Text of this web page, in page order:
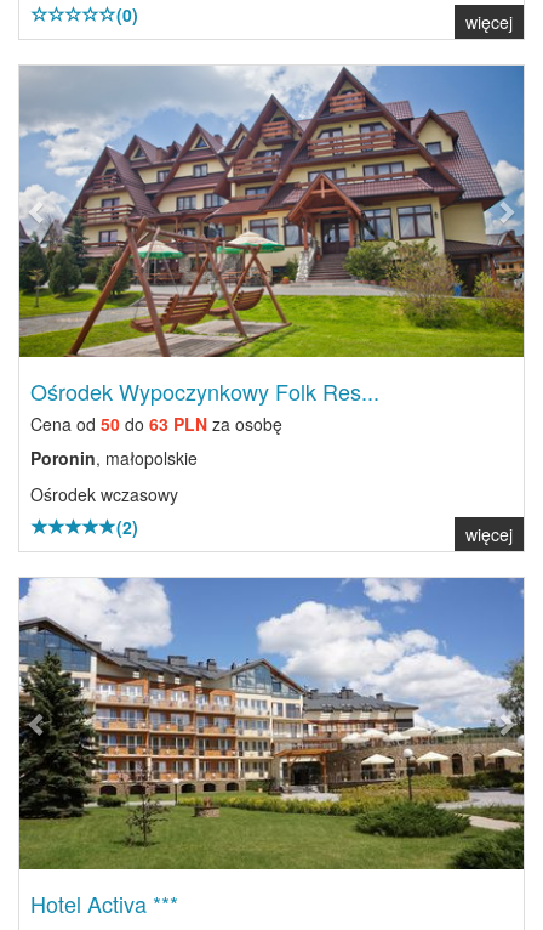
(0)
więcej
Ośrodek Wypoczynkowy Folk Res...
Cena od 50 do 63 PLN za osobę
Poronin, małopolskie
Ośrodek wczasowy
(2)
więcej
Previous Next
Hotel Activa ***